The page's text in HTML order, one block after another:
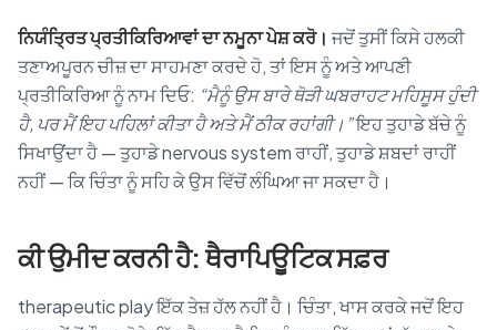
ਨਿਯੰਤ੍ਰਿਤ ਪ੍ਰਤੀਕਿਰਿਆਵਾਂ ਦਾ ਨਮੂਨਾ ਪੇਸ਼ ਕਰੋ। ਜਦੋਂ ਤੁਸੀਂ ਕਿਸੇ ਹਲਕੀ
ਤਣਾਅਪੂਰਨ ਚੀਜ਼ ਦਾ ਸਾਹਮਣਾ ਕਰਦੇ ਹੋ, ਤਾਂ ਇਸ ਨੂੰ ਅਤੇ ਆਪਣੀ
ਪ੍ਰਤੀਕਿਰਿਆ ਨੂੰ ਨਾਮ ਦਿਓ: “ਮੈਨੂੰ ਉਸ ਬਾਰੇ ਥੋੜੀ ਘਬਰਾਹਟ ਮਹਿਸੂਸ ਹੁੰਦੀ
ਹੈ, ਪਰ ਮੈਂ ਇਹ ਪਹਿਲਾਂ ਕੀਤਾ ਹੈ ਅਤੇ ਮੈਂ ਠੀਕ ਰਹਾਂਗੀ।”ਇਹ ਤੁਹਾਡੇ ਬੱਚੇ ਨੂੰ
ਸਿਖਾਉਂਦਾ ਹੈ — ਤੁਹਾਡੇ nervous system ਰਾਹੀਂ, ਤੁਹਾਡੇ ਸ਼ਬਦਾਂ ਰਾਹੀਂ
ਨਹੀਂ — ਕਿ ਚਿੰਤਾ ਨੂੰ ਸਹਿ ਕੇ ਉਸ ਵਿੱਚੋਂ ਲੰਘਿਆ ਜਾ ਸਕਦਾ ਹੈ।
ਕੀ ਉਮੀਦ ਕਰਨੀ ਹੈ: ਥੈਰਾਪਿਊਟਿਕ ਸਫ਼ਰ
therapeutic play ਇੱਕ ਤੇਜ਼ ਹੱਲ ਨਹੀਂ ਹੈ। ਚਿੰਤਾ, ਖਾਸ ਕਰਕੇ ਜਦੋਂ ਇਹ